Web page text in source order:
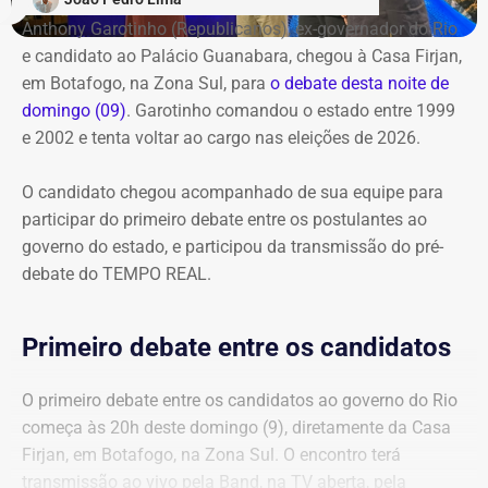
Anthony Garotinho (Republicanos), ex-governador do Rio
e candidato ao Palácio Guanabara, chegou à Casa Firjan,
em Botafogo, na Zona Sul, para o debate desta noite de
domingo (09). Garotinho comandou o estado entre 1999
e 2002 e tenta voltar ao cargo nas eleições de 2026.
O candidato chegou acompanhado de sua equipe para
participar do primeiro debate entre os postulantes ao
governo do estado, e participou da transmissão do pré-
debate do TEMPO REAL.
Primeiro debate entre os candidatos
O primeiro debate entre os candidatos ao governo do Rio
começa às 20h deste domingo (9), diretamente da Casa
Firjan, em Botafogo, na Zona Sul. O encontro terá
transmissão ao vivo pela Band, na TV aberta, pela